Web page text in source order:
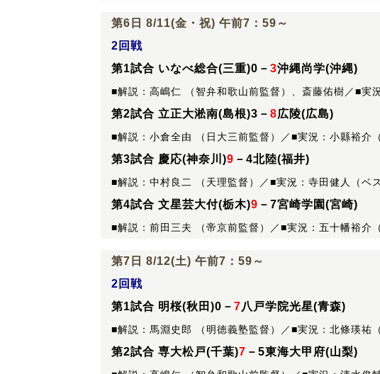
第6日 8/11(金・祝) 午前7：59～
2回戦
第1試合 いなべ総合(三重)0－ 3沖縄尚学(沖縄)
■解説：高嶋仁 （智弁和歌山前監督）、斎藤佑樹／■実
第2試合 立正大淞南(島根)3－ 8広陵(広島)
■解説：小倉全由 （日大三前監督）／■実況：小縣裕介
第3試合 慶応(神奈川)9 －4北陸(福井)
■解説：中村良二 （天理監督）／■実況：寺田健人（ベス
第4試合 文星芸大付(栃木)9 －7宮崎学園(宮崎)
■解説：前田三夫 （帝京前監督）／■実況：五十幡裕介
第7日 8/12(土) 午前7：59～
2回戦
第1試合 明桜(秋田)0－ 7八戸学院光星(青森)
■解説：馬淵史郎 （明徳義塾監督）／■実況：北條瑛祐
第2試合 専大松戸(千葉)7 －5東海大甲府(山梨)